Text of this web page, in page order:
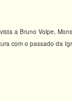
a Bruno Volpe,
com o passado da